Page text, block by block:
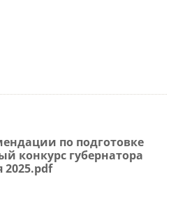
по подготовке
конкурс губернатора
2025.pdf